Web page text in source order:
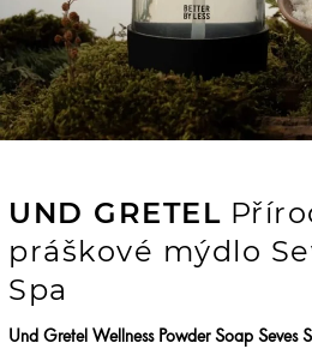
UND GRETEL
práškové mýdlo
Spa
Und Gretel Wellness Powder Soap Seves